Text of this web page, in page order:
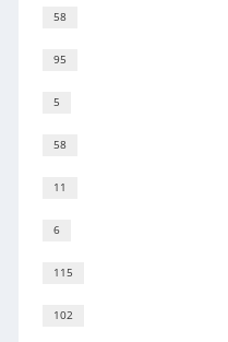
58
95
5
58
11
6
115
102